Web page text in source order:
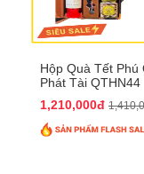
Hộp Quà Tết Phú
Phát Tài QTHN44
1,210,000đ